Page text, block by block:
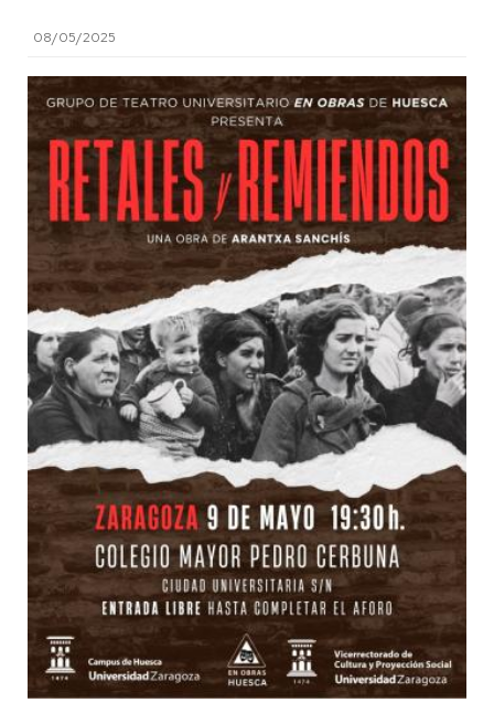
08/05/2025